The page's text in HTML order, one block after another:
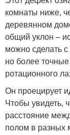
комнаты ниже,
деревянном
общий уклон –
можно сделать
но более
ротационного
Он проецирует
Чтобы увидеть,
расстояние
полом в разных